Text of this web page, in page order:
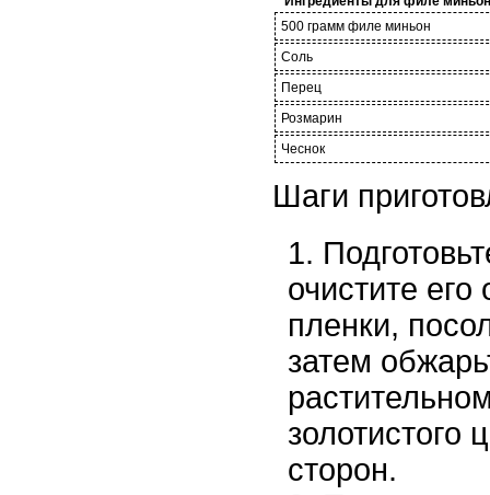
500 грамм филе миньон
Соль
Перец
Розмарин
Чеснок
Шаги
очистите
пленки,
затем
золотистого
сторон.